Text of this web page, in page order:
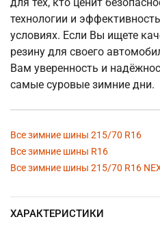
технологии и
условиях. Если Вы ищете
резину для своего
Вам уверенность и
самые суровые зимние дни.
Все зимние шины 215/70 R16
Все зимние шины R16
Все зимние шины 215/70 R16
ХАРАКТЕРИСТИКИ